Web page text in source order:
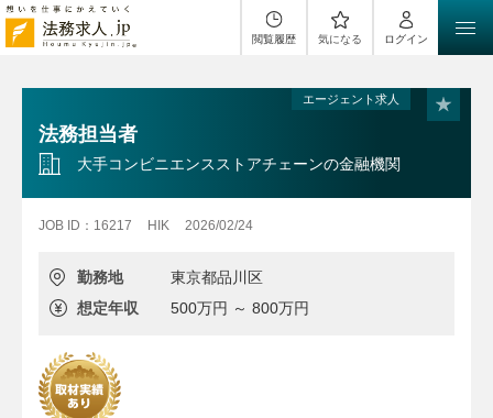
閲覧履歴 気になる ログイン
エージェント求人
法務担当者
大手コンビニエンスストアチェーンの金融機関
JOB ID：16217 HIK 2026/02/24
勤務地
東京都品川区
想定年収
500万円 ～ 800万円